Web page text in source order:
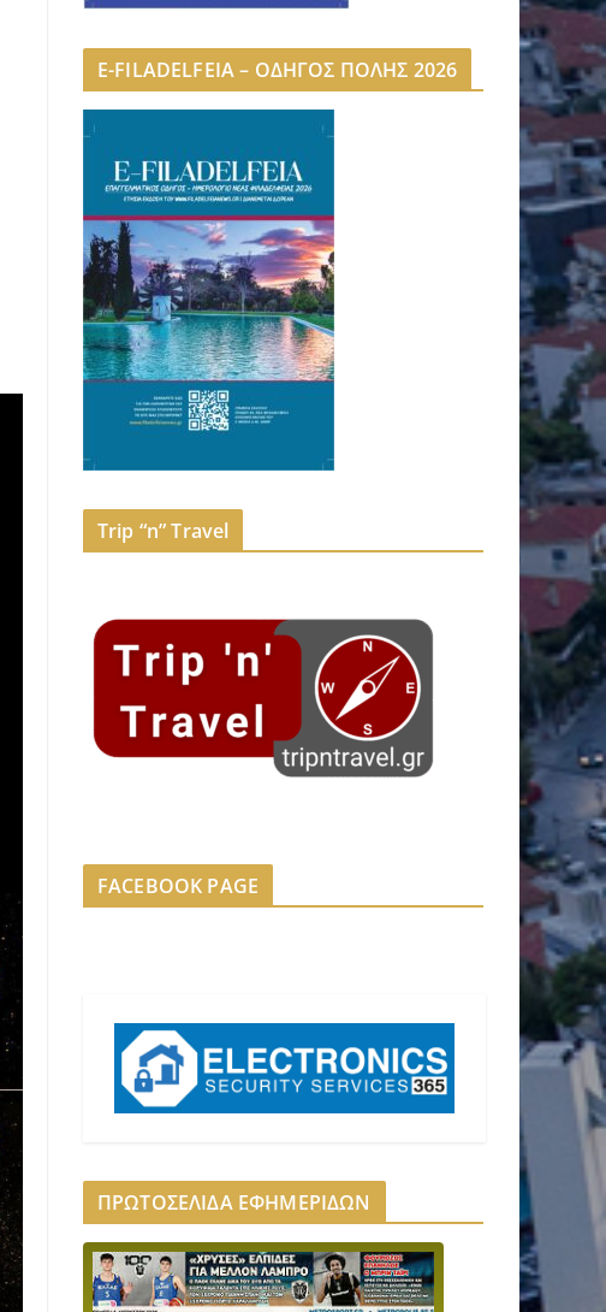
E-FILADELFEIA – ΟΔΗΓΟΣ ΠΟΛΗΣ 2026
Trip “n” Travel
FACEBOOK PAGE
ΠΡΩΤΟΣΕΛΙΔΑ ΕΦΗΜΕΡΙΔΩΝ